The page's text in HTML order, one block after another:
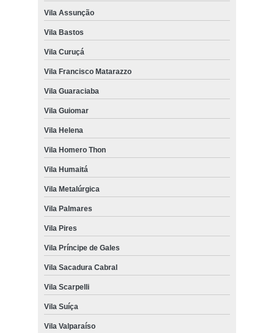
Vila Assunção
Vila Bastos
Vila Curuçá
Vila Francisco Matarazzo
Vila Guaraciaba
Vila Guiomar
Vila Helena
Vila Homero Thon
Vila Humaitá
Vila Metalúrgica
Vila Palmares
Vila Pires
Vila Príncipe de Gales
Vila Sacadura Cabral
Vila Scarpelli
Vila Suíça
Vila Valparaíso